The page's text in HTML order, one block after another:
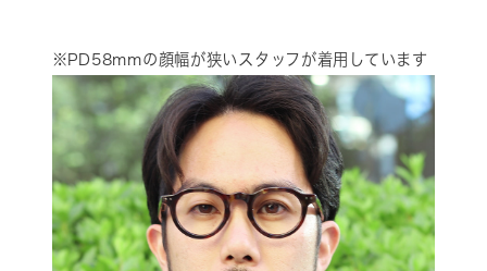
※PD58mmの顔幅が狭いスタッフが着用しています